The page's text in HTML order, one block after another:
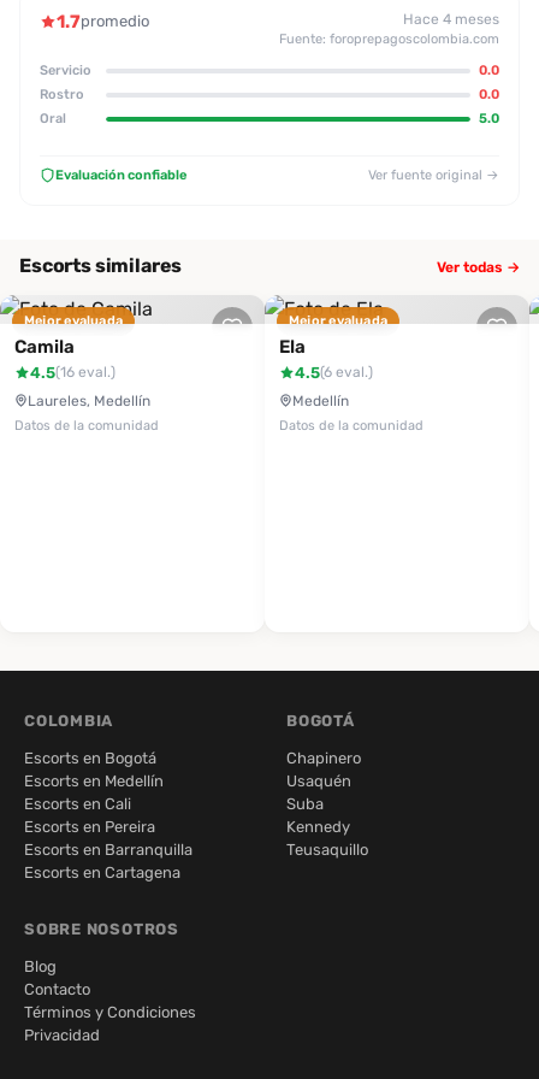
1.7promedio Hace 4 meses
Fuente: foroprepagoscolombia.com
Servicio
0.0
Rostro
0.0
Oral
5.0
Evaluación confiable Ver fuente original →
Escorts similares Ver todas →
Mejor evaluada
Camila
4.5(16 eval.)
Laureles, Medellín
Datos de la comunidad
Mejor evaluada
Ela
4.5(6 eval.)
Medellín
Datos de la comunidad
COLOMBIA
Escorts en Bogotá
Escorts en Medellín
Escorts en Cali
Escorts en Pereira
Escorts en Barranquilla
Escorts en Cartagena
BOGOTÁ
Chapinero
Usaquén
Suba
Kennedy
Teusaquillo
SOBRE NOSOTROS
Blog
Contacto
Términos y Condiciones
Privacidad